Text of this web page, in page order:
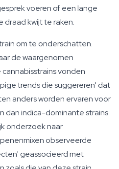
voeren of een lange
draad kwijt te raken.
om te onderschatten.
de waargenomen
vonden
trends die suggereren' dat
anders worden ervaren voor
dan indica-dominante strains
onderzoek naar
observeerde
geassocieerd met